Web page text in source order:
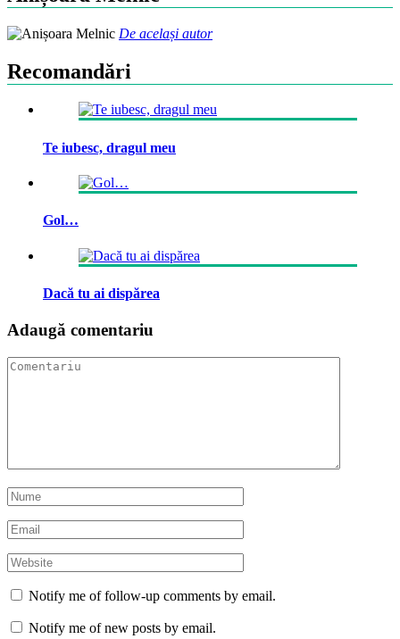
De același autor
Recomandări
Te iubesc, dragul meu
Gol…
Dacă tu ai dispărea
Adaugă comentariu
Notify me of follow-up comments by email.
Notify me of new posts by email.